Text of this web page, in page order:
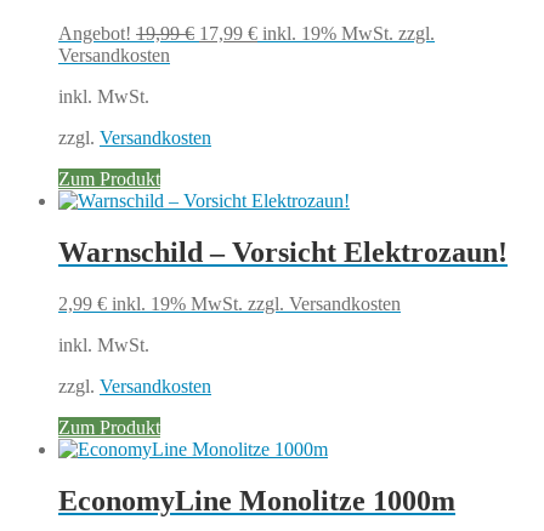
Angebot! 19,99€ Ursprünglicher
17,99 €Aktueller
inkl. 19% MwSt. zzgl.
Versandkosten
inkl. MwSt.
zzgl. Versandkosten
Zum Produkt
Warnschild – Vorsicht Elektrozaun!
2,99 € inkl. 19% MwSt. zzgl. Versandkosten
inkl. MwSt.
zzgl. Versandkosten
Zum Produkt
EconomyLine Monolitze 1000m